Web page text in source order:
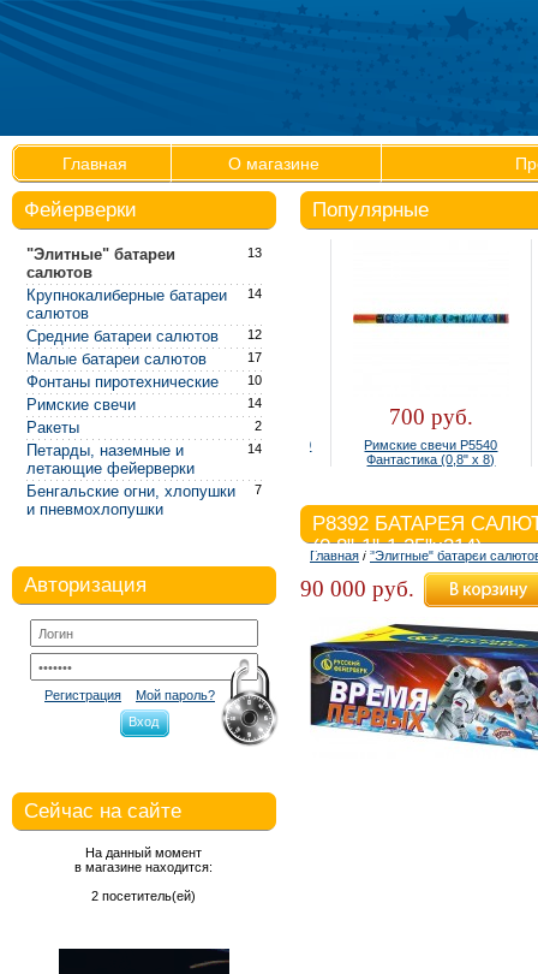
Главная О магазине
Фейерверки
13
"Элитные" батареи
салютов
14
Крупнокалиберные батареи
салютов
12
Средние батареи салютов
17
Малые батареи салютов
10
Фонтаны пиротехнические
14
Римские свечи
2
Ракеты
14
Петарды, наземные и
летающие фейерверки
7
Бенгальские огни, хлопушки
и пневмохлопушки
Авторизация
Регистрация
Мой пароль?
Вход
Сейчас на сайте
На данный момент
в магазине находится:
2 посетитель(ей)
Популярные
300 руб.
Фонтан настольный Р4810
(упаковка 4 шт.)
700 руб.
Римские свечи Р5540
Фантастика (0,8" х 8)
P8392 БАТАРЕЯ
(0,8"-1"-1,25"х314)
Главная / "Элитные" батареи
90 000 руб.